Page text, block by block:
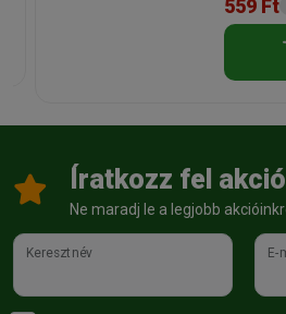
559 Ft
Íratkozz fel
Ne maradj le a legjobb
Keresztnév E-